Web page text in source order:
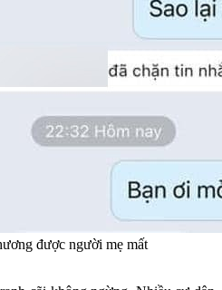
được người mẹ mất